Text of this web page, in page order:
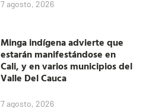
7 agosto, 2026
Minga indígena advierte que
estarán manifestándose en
Cali, y en varios municipios del
Valle Del Cauca
7 agosto, 2026